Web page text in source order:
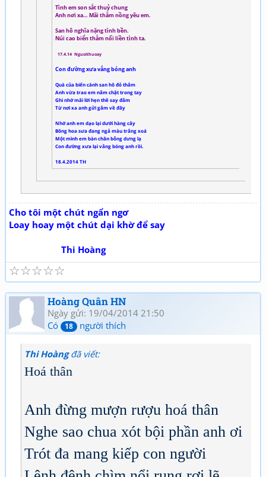
Tình em son sắt thuỷ chung
Anh nơi xa… Mãi thắm nồng yêu em.
San hô nghĩa nặng tình bền.
Núi cao biển thẳm nối liền tình ta.
17.4.14 Nguoithuoay
Con đường xưa vắng bóng anh
Quà của biển cành san hô đỏ thắm
Anh vừa trao em nắm chặt trong tay
Ghi nhớ mãi lời hẹn thề say đắm
Từ nơi xa anh gửi gắm về đây
Nhớ anh em dạo lại dưới hàng cây
Bông hoa sưa đang ngả màu trắng xoá
Một mình em bàn chân bỗng dưng lạ
Con đường xưa lại vắng bóng anh rồi.
18.4.2014 TH
Cho tôi một chút ngẩn ngơ
Loay hoay một chút dại khờ để say
Thi Hoàng
☆
☆
☆
☆
☆
Hoàng Quân HN
Ngày gửi: 19/04/2014 21:50
Có
18 người thích
Thi Hoàngđã viết:
Hoá thân
Anh đừng mượn rượu hoá thân
Nghe sao chua xót bội phần anh ơi
Trót đa mang kiếp con người